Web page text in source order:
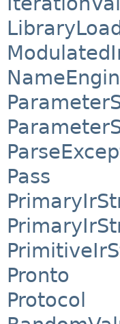
Pass
Pronto
Protocol